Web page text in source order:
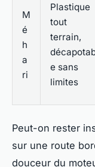
M
é
h
a
ri
Plastique
tout
terrain,
e sans
limites
Peut-on rester
sur une route
douceur du